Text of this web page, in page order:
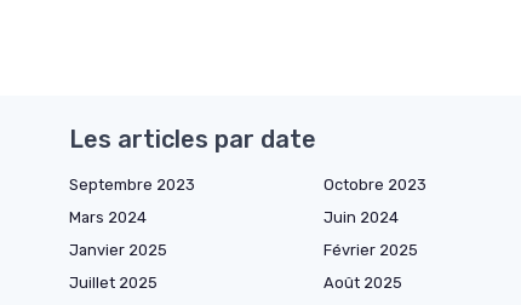
Les articles par date
Septembre 2023 Octobre 2023
Mars 2024
Juin 2024
Janvier 2025
Février 2025
Juillet 2025
Août 2025